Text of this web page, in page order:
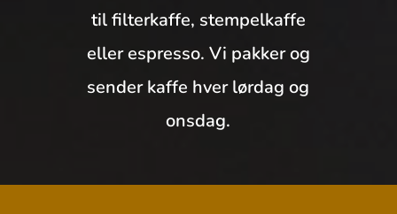
til filterkaffe, stempelkaffe
eller espresso. Vi pakker og
sender kaffe hver lørdag og
onsdag.